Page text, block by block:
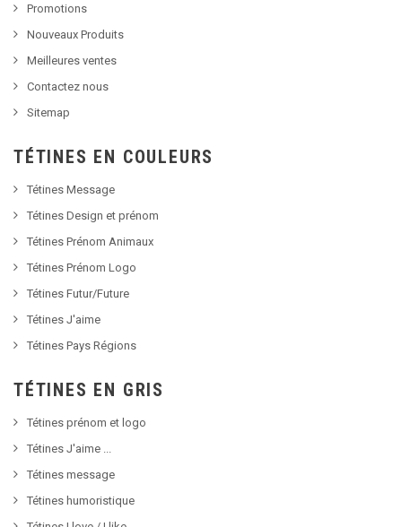
Promotions
Nouveaux Produits
Meilleures ventes
Contactez nous
Sitemap
TÉTINES EN COULEURS
Tétines Message
Tétines Design et prénom
Tétines Prénom Animaux
Tétines Prénom Logo
Tétines Futur/Future
Tétines J'aime
Tétines Pays Régions
TÉTINES EN GRIS
Tétines prénom et logo
Tétines J'aime ...
Tétines message
Tétines humoristique